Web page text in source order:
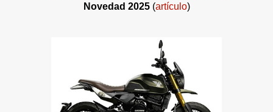
Novedad 2025(artículo)